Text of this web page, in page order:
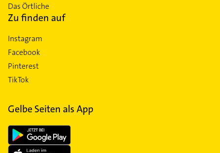
Das Örtliche
Zu finden auf
Instagram
Facebook
Pinterest
TikTok
Gelbe Seiten als App